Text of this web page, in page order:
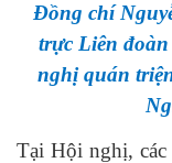
Đồng chí
trựcLiên đoàn
nghị quán
Tại Hội nghị,